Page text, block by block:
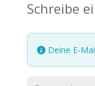
Schreibe
Deine E-